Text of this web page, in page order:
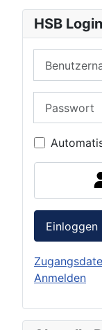
HSB Login
Einloggen
Anmelden